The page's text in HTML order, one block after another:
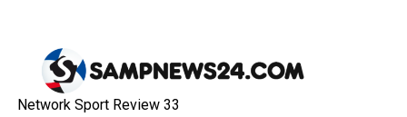
Network Sport Review 33